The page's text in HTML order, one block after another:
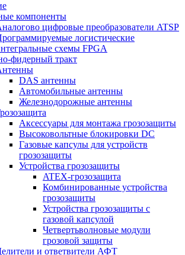
компоненты
цифровые преобразователи ATSP
логистические
схемы FPGA
фидерный тракт
DAS антенны
Автомобильные антенны
Железнодорожные антенны
Аксессуары для монтажа грозозащиты
Высоковольтные блокировки DC
Газовые капсулы для устройств
грозозащиты
Устройства грозозащиты
ATEX-грозозащита
Комбинированные устройства
грозозащиты
Устройства грозозащиты с
газовой капсулой
Четвертьволновые модули
грозовой защиты
и ответвители АФТ